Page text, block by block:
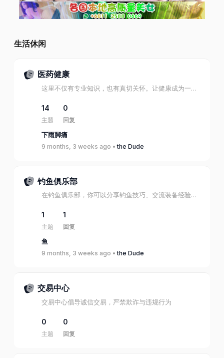
生活休闲
医药健康
这里不仅有专业知识，也有真切关怀。让健康成为一种习惯，让生活更有力量。
14
主题
0
回复
下雨脚痛
9 months, 3 weeks ago •the Dude
钓鱼俱乐部
在钓鱼俱乐部，你可以分享钓鱼技巧、交流装备经验、晒出你的战利品。
1
主题
1
回复
鱼
9 months, 3 weeks ago •the Dude
交易中心
交易中心倡导诚信交易，严禁欺诈与违规行为
0
主题
0
回复